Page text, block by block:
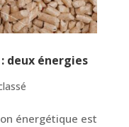
deux énergies
énergétique est